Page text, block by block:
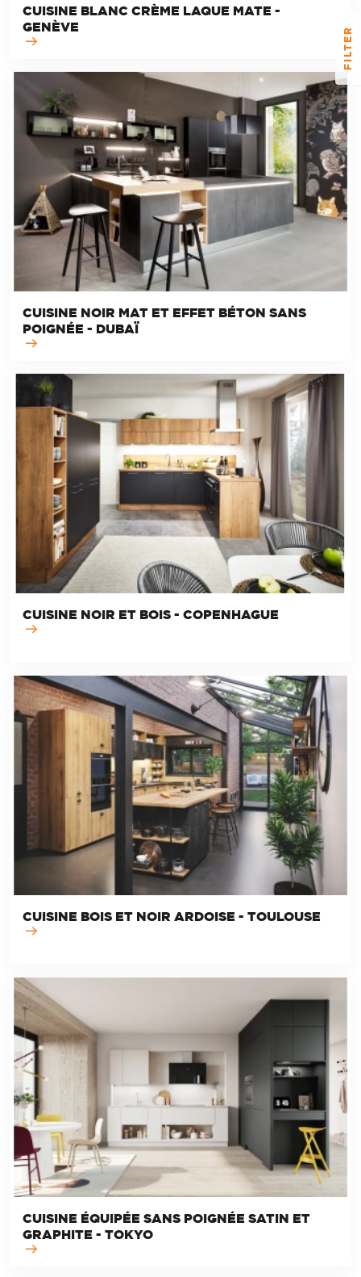
CUISINE BLANC CRÈME LAQUE MATE -
GENÈVE
CUISINE NOIR MAT ET EFFET BÉTON SANS
POIGNÉE - DUBAÏ
CUISINE NOIR ET BOIS - COPENHAGUE
CUISINE BOIS ET NOIR ARDOISE - TOULOUSE
CUISINE ÉQUIPÉE SANS POIGNÉE SATIN ET
GRAPHITE - TOKYO
FILTER